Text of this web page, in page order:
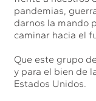
pandemias,
darnos la mando
caminar hacia el
Que este grupo
y para el bien de
Estados Unidos.